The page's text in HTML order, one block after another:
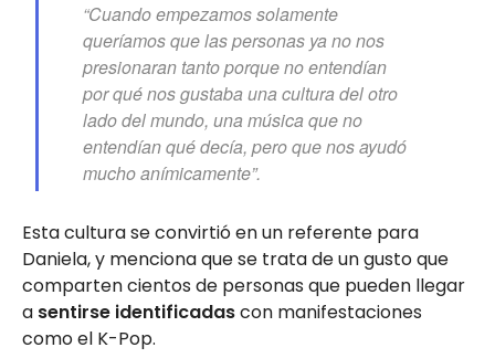
“Cuando empezamos solamente
queríamos que las personas ya no nos
presionaran tanto porque no entendían
por qué nos gustaba una cultura del otro
lado del mundo, una música que no
entendían qué decía, pero que nos ayudó
mucho anímicamente”.
Esta cultura se convirtió en un referente para
Daniela, y menciona que se trata de un gusto que
comparten cientos de personas que pueden llegar
a sentirse identificadascon manifestaciones
como el K-Pop.